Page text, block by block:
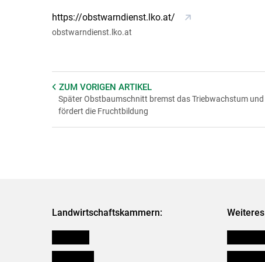
https://obstwarndienst.lko.at/
obstwarndienst.lko.at
ZUM VORIGEN ARTIKEL
Später Obstbaumschnitt bremst das Triebwachstum und
fördert die Fruchtbildung
Landwirtschaftskammern: Weiteres